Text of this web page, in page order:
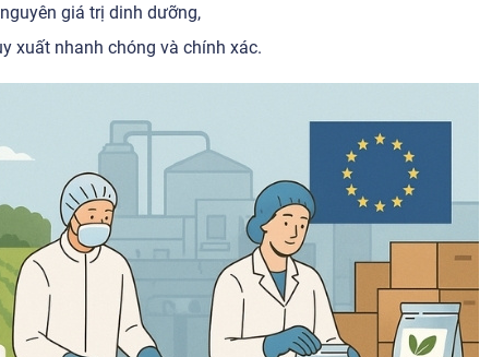
giá trị dinh dưỡng,
xuất nhanh chóng và chính xác.